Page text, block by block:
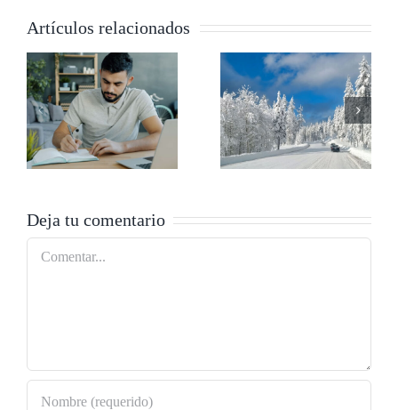
Artículos relacionados
Conducir con
nieve,
consejos
prácticos para
Seguro del
hogar para
viviendas con
placas solares
Deja tu comentario
Comentar